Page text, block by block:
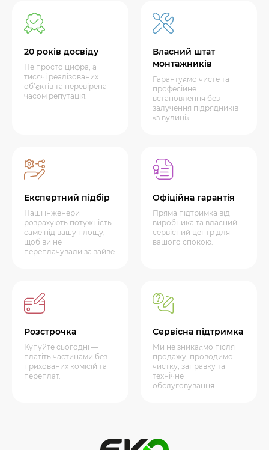
20 років досвіду
Не просто цифра, а
тисячі реалізованих
об’єктів та перевірена
часом репутація.
Власний штат
монтажників
Гарантуємо чисте та
професійне
встановлення без
залучення підрядників
«з вулиці»
Експертний підбір
Наші інженери
розрахують потужність
саме під вашу площу,
щоб ви не
переплачували за зайве.
Офіційна гарантія
Пряма підтримка від
виробника та власний
сервісний центр для
вашого спокою.
Розстрочка
Купуйте сьогодні —
платіть частинами без
прихованих комісій та
переплат.
Сервісна підтримка
Ми не зникаємо після
продажу: проводимо
чистку, заправку та
технічне
обслуговування